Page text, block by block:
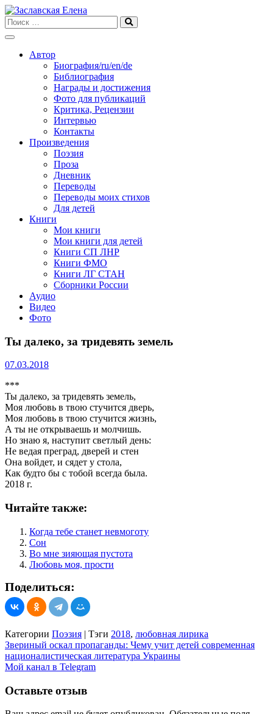
Skip
to
content
Автор
Биография/ru/en/de
Библиография
Награды и достижения
Фото для публикаций
Критика, Рецензии
Интервью
Контакты
Произведения
Поэзия
Проза
Дневник
Переводы
Переводы моих стихов
Для детей
Книги
Мои книги
Мои книги для детей
Книги СП ЛНР
Книги ФМО
Книги ЛГ СТАН
Сборники России
Аудио
Видео
Фото
Ты далеко, за тридевять земель
07.03.2018
***
Ты далеко, за тридевять земель,
Моя любовь в твою стучится дверь,
Моя любовь в твою стучится жизнь,
А ты не открываешь и молчишь.
Но знаю я, наступит светлый день:
Не ведая преград, дверей и стен
Она войдет, и сядет у стола,
Как будто бы с тобой всегда была.
2018 г.
Читайте также:
Когда тебе станет невмоготу
Сон
Во мне зияющая пустота
Любовь моя, прости
Поделиться:
Категории Поэзия | Тэги 2018, любовная лирика
Навигация
по
Звериный оскал пропаганды: Чему учит детей современная
националистическая литература Украины
Мой канал в Telegram
Оставьте отзыв